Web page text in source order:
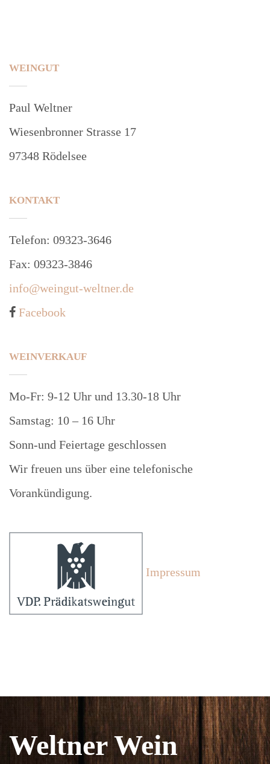
WEINGUT
Paul Weltner
Wiesenbronner Strasse 17
97348 Rödelsee
KONTAKT
Telefon: 09323-3646
Fax: 09323-3846
info@weingut-weltner.de
Facebook
WEINVERKAUF
Mo-Fr: 9-12 Uhr und 13.30-18 Uhr
Samstag: 10 – 16 Uhr
Sonn-und Feiertage geschlossen
Wir freuen uns über eine telefonische
Vorankündigung.
Impressum
Weltner Wein